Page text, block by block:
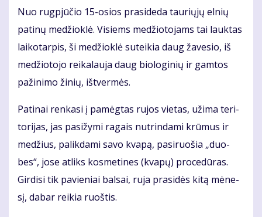
Nuo rug­pjū­čio 15-osios pra­si­de­da tau­rių­jų el­nių
pa­ti­nų me­džiok­lė. Vi­siems me­džio­to­jams tai lauk­tas
lai­ko­tar­pis, ši me­džiok­lė su­tei­kia daug ža­ve­sio, iš
me­džio­to­jo rei­ka­lau­ja daug bio­lo­gi­nių ir gam­tos
pa­ži­ni­mo ži­nių, iš­tver­mės.
Pa­ti­nai ren­ka­si į pa­mėg­tas ru­jos vie­tas, už­ima te­ri­
to­ri­jas, jas pa­si­žy­mi ra­gais nu­trin­da­mi krū­mus ir
me­džius, pa­lik­da­mi sa­vo kva­pą, pa­si­ruo­šia „duo­
bes“, jo­se at­liks kos­me­ti­nes (kva­pų) pro­ce­dū­ras.
Gir­di­si tik pa­vie­niai bal­sai, ru­ja pra­si­dės ki­tą mė­ne­
sį, da­bar rei­kia ruoš­tis.